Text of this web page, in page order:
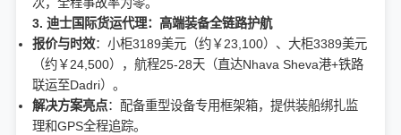
次，全程事故率为零。
3. 迪士国际货运代理：高端装备全链路护航
报价与时效：小柜3189美元（约￥23,100）、大柜3389美元
（约￥24,500），航程25-28天（直达Nhava Sheva港+铁路
联运至Dadri）。
解决方案亮点：配备重型设备专用框架箱，提供装船绑扎监
理和GPS全程追踪。